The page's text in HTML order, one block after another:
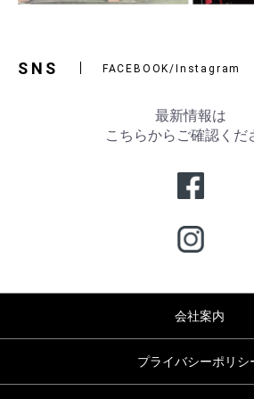
SNS FACEBOOK/Instagram
最新情報は
こちらからご確認くだ
会社案内
プライバシーポリシ